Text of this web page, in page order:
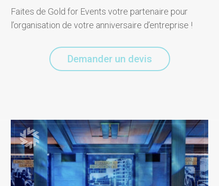
Faites de Gold for Events votre partenaire pour
l’organisation de votre anniversaire d’entreprise !
Demander un devis